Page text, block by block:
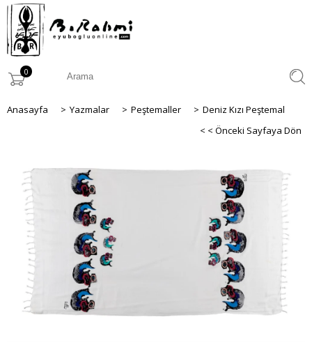
0
Anasayfa > Yazmalar > Peştemaller > Deniz Kızı Peştemal
< < Önceki Sayfaya Dön